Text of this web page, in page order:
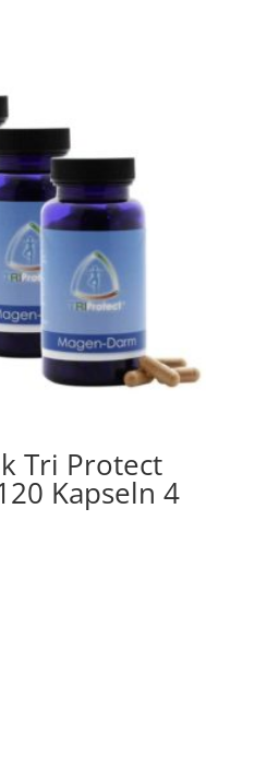
Tri Protect
Kapseln 4